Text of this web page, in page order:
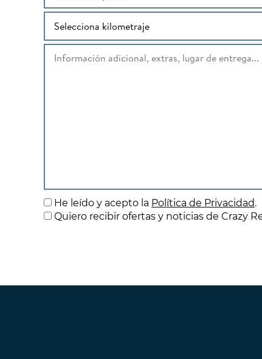
He leído y acepto la Política de Privacidad.
Quiero recibir ofertas y noticias de Crazy